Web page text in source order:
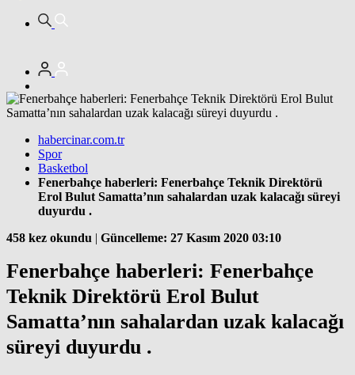
habercinar.com.tr
Spor
Basketbol
Fenerbahçe haberleri: Fenerbahçe Teknik Direktörü
Erol Bulut Samatta’nın sahalardan uzak kalacağı süreyi
duyurdu .
458 kez okundu | Güncelleme: 27 Kasım 2020 03:10
Fenerbahçe haberleri: Fenerbahçe
Teknik Direktörü Erol Bulut
Samatta’nın sahalardan uzak kalacağı
süreyi duyurdu .